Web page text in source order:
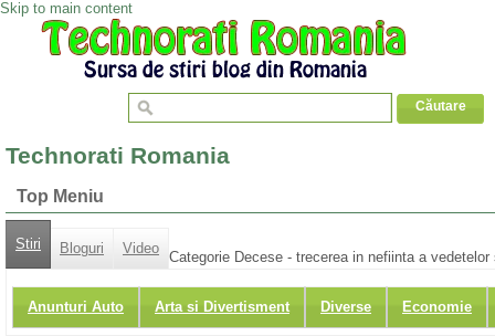
Skip to main content
Technorati Romania
Top Meniu
Stiri Bloguri Video
Anunturi Auto Arta si Divertisment Diverse Economie
Categorie Decese - trecerea in nefiinta a